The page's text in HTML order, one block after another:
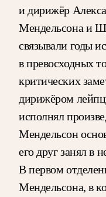
и дирижёр
Мендельсона и
связывали годы
в превосходных
критических
дирижёром
исполнял
Мендельсон
его друг занял в
В первом
Мендельсона, в